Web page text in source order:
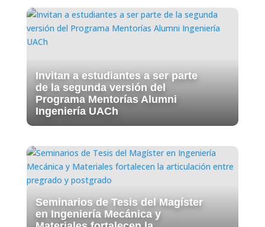
Invitan a estudiantes a ser parte
de la segunda versión del
Programa Mentorías Alumni
Ingeniería UACh
Seminarios de Tesis del Magíster
en Ingeniería Mecánica y